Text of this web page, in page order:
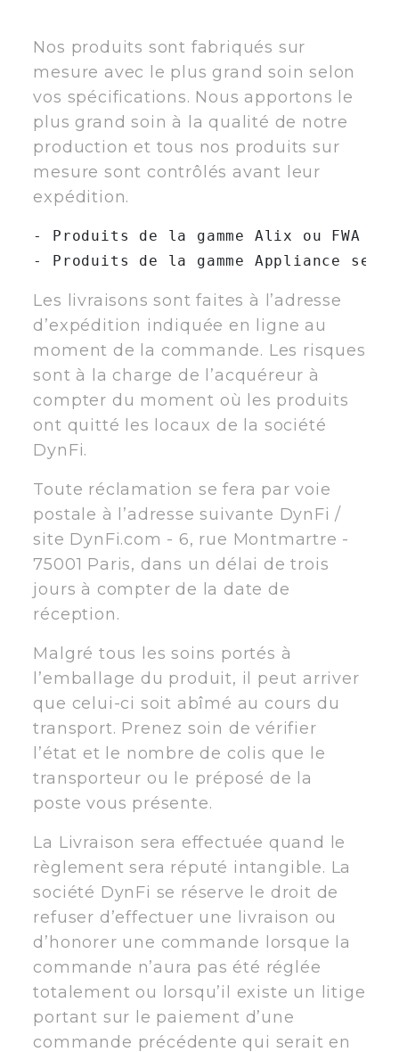
Nos produits sont fabriqués sur
mesure avec le plus grand soin selon
vos spécifications. Nous apportons le
plus grand soin à la qualité de notre
production et tous nos produits sur
mesure sont contrôlés avant leur
expédition.
- Produits de la gamme Alix ou FWA :
Les livraisons sont faites à l’adresse
d’expédition indiquée en ligne au
moment de la commande. Les risques
sont à la charge de l’acquéreur à
compter du moment où les produits
ont quitté les locaux de la société
DynFi.
Toute réclamation se fera par voie
postale à l’adresse suivante DynFi /
site DynFi.com - 6, rue Montmartre -
75001 Paris, dans un délai de trois
jours à compter de la date de
réception.
Malgré tous les soins portés à
l’emballage du produit, il peut arriver
que celui-ci soit abîmé au cours du
transport. Prenez soin de vérifier
l’état et le nombre de colis que le
transporteur ou le préposé de la
poste vous présente.
La Livraison sera effectuée quand le
règlement sera réputé intangible. La
société DynFi se réserve le droit de
refuser d’effectuer une livraison ou
d’honorer une commande lorsque la
commande n’aura pas été réglée
totalement ou lorsqu’il existe un litige
portant sur le paiement d’une
commande précédente qui serait en